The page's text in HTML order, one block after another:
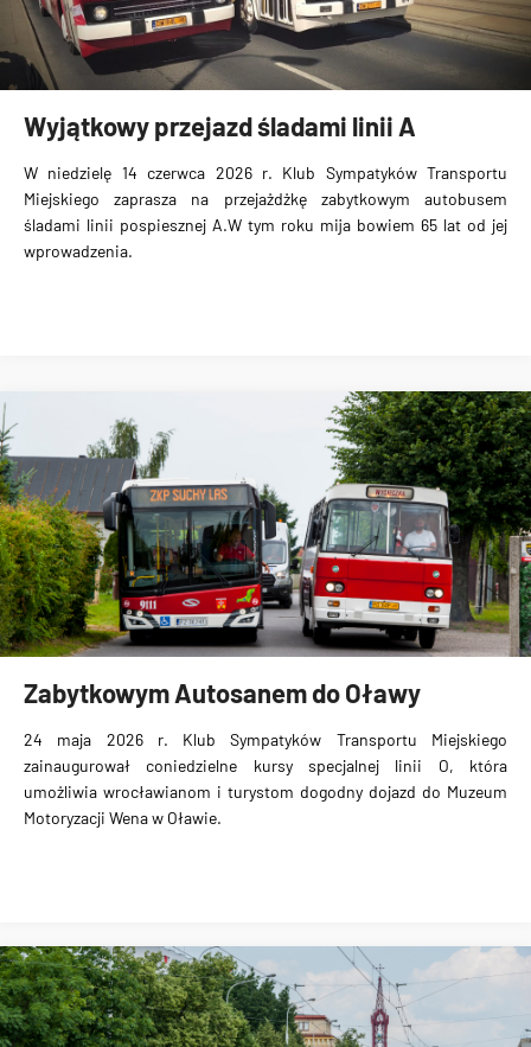
Wyjątkowy przejazd śladami linii A
W niedzielę 14 czerwca 2026 r. Klub Sympatyków Transportu
Miejskiego zaprasza na przejażdżkę zabytkowym autobusem
śladami linii pospiesznej A.W tym roku mija bowiem 65 lat od jej
wprowadzenia.
Zabytkowym Autosanem do Oławy
24 maja 2026 r. Klub Sympatyków Transportu Miejskiego
zainaugurował coniedzielne kursy specjalnej linii O, która
umożliwia wrocławianom i turystom dogodny dojazd do Muzeum
Motoryzacji Wena w Oławie.